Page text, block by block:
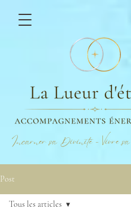
Incarner sa Divinité - Vivre sa
Post
Tous les articles